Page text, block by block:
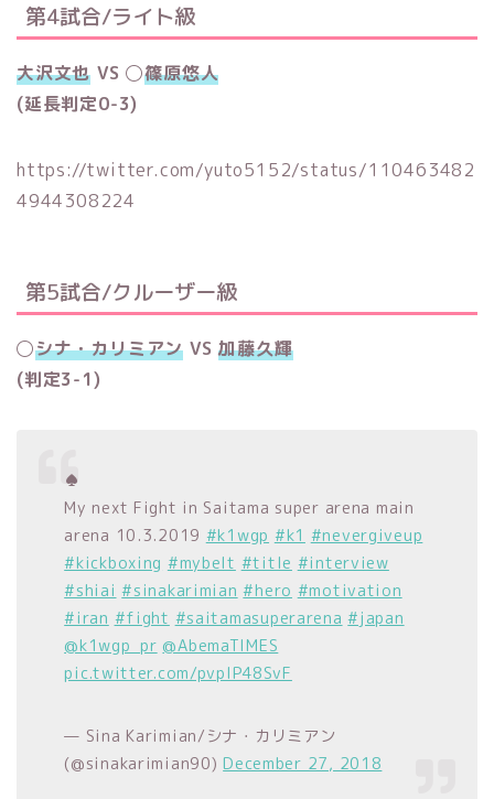
第4試合/ライト級
大沢文也 VS ◯篠原悠人
(延長判定0-3)
https://twitter.com/yuto5152/status/110463482
4944308224
第5試合/クルーザー級
◯シナ・カリミアン VS加藤久輝
(判定3-1)
♠️
My next Fight in Saitama super arena main
arena 10.3.2019 #k1wgp #k1 #nevergiveup
#kickboxing #mybelt #title #interview
#shiai #sinakarimian #hero #motivation
#iran #fight #saitamasuperarena #japan
@k1wgp_pr @AbemaTIMES
pic.twitter.com/pvpIP48SvF
— Sina Karimian/シナ・カリミアン
(@sinakarimian90)December 27, 2018